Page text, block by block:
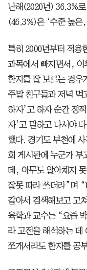
난해(2020년) 36.3%
(46.3%)은 ‘수준 높은
특히 2000년부터 적용
과목에서 빠지면서, 이
한자를 잘 모르는 경우
주말 친구들과 저녁 먹
하자’고 하자 순간 정
자’고 말하고 나서야
했다. 경기도 부천에
회 게시판에 누군가
데, 아무도 알아채지
잘못 따라 쓰더라”며
같아서 검색해보고 고
육학과 교수는 “요즘
라 고전을 해석하는 데
쪼개서라도 한자를 공